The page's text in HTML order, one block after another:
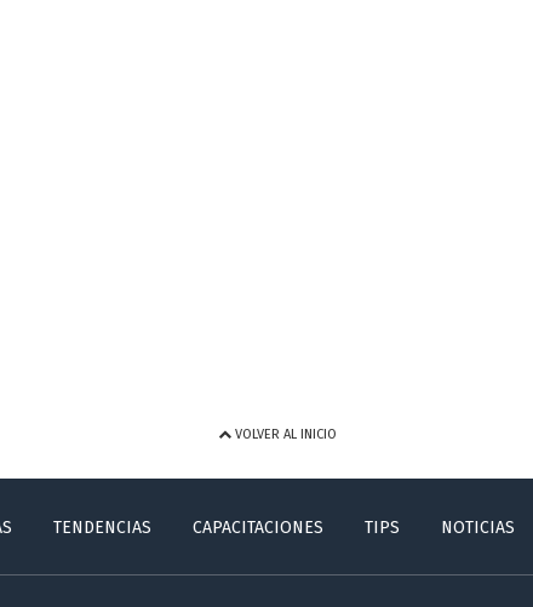
VOLVER AL INICIO
TENDENCIAS CAPACITACIONES TIPS NOTICIAS